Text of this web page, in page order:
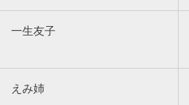
一生友子
えみ姉